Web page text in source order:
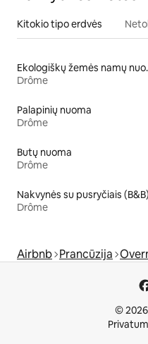
Kitokio tipo erdvės
Drôme
Palapinių nuoma
Drôme
Butų nuoma
Drôme
Nakvynės su pusryčiais (B&B)
Drôme
Airbnb Prancūzija
©